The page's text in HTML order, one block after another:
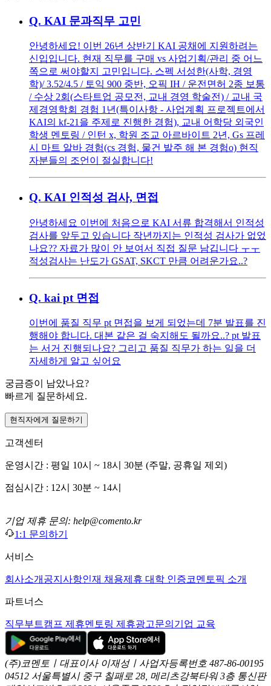
Q. KAI 문과직무 고민
안녕하세요! 이번 26년 상반기 KAI 공채에 지원하려는
신입입니다. 현재 직무를 구매 vs 사업기획/관리 중 어느
쪽으로 써야할지 고민입니다. 스펙 서성한(사학, 경영
학)/ 3.52/4.5 / 토익 900 중반, 오픽 IH / 운전면허 2종 보통
/ 수상 2회(스타트업 공모전, 교내 경영 학술전) / 교내 국
제경영학회 경험 1년(특이사항 - 사업계획 프로젝트에서
KAI의 kf-21을 주제로 진행한 경험), 교내 어학당 외국인
학생 멘토링 / 인턴 x, 학원 조교 아르바이트 2년, Gs 프레
시 마트 알바 경험(cs 경험, 물건 발주 해 본 경험o) 현직
자분들의 조언이 절실합니다!
Q. KAI 인적성 검사, 면접
안녕하세요 이번에 처음으로 KAI 서류 합격해서 인적성
검사를 앞두고 있습니다 작년까지는 인적성 검사가 없었
나요?? 자료가 많이 안 보여서 직접 질문 남깁니다 ㅜㅜ
적성검사는 난도가 GSAT, SKCT 만큼 어려운가요..?
Q. kai pt 면접
이번에 품질 직무 pt 면접을 보게 되었는데 7분 발표를 진
행해야 합니다. 대본 같은 걸 숙지해도 될까요..? pt 발표
는 서거 진행되나요? 그리고 품질 직무가 하는 일을 더
자세하게 알고 싶어요
궁금증이 남았나요?
빠르게 질문하세요.
현직자에게 질문하기
고객센터
운영시간 : 평일 10시 ~ 18시 30분 (주말, 공휴일 제외)
점심시간 : 12시 30분 ~ 14시
기업 제휴 문의: help@comento.kr
1:1 문의하기
서비스
회사소개 공지사항인재 채용제휴 대학 인증코멘토픽 소개
파트너스
직무부트캠프 제휴멘토링 제휴광고문의 기업 교육
(주)코멘토ㅣ대표이사 이재성ㅣ사업자등록번호 487-86-00195
04512 서울특별시 중구 칠패로 28, 메리츠강북타워 3층 통신판